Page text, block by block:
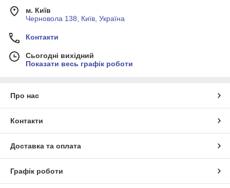
м. Київ
Черновола 138, Київ, Україна
Контакти
Сьогодні вихідний
Показати весь графік роботи
Про нас
Контакти
Доставка та оплата
Графік роботи